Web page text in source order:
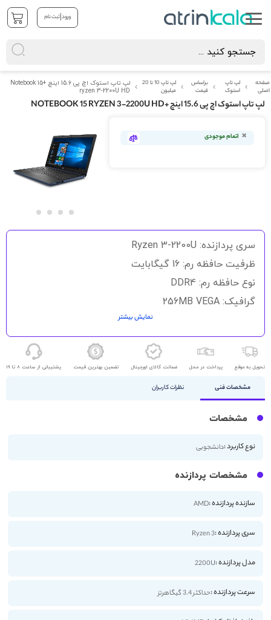
ورود|ثبت نام
صفحه
اصلی
لپ تاپ
استوک
براساس
قیمت
لپ تاپ 10 تا 20
میلیون
لپ تاپ استوک اچ پی 15.6 اینچ +Notebook 15
ryzen 3-2200U HD
لپ تاپ استوک اچ پی 15.6 اینچ +NOTEBOOK 15 RYZEN 3-2200U HD
به
انتهای
گالری
تصاویر
اتمام موجودی
سری پردازنده: Ryzen 3-2200U
ظرفیت حافظه رم: 16 گیگابایت
نوع حافظه رم: DDR4
گرافیک: 256MB VEGA
اندازه صفحه نمایش: 15.6 اینچ
کیفیت صفحه نمایش: +HD
نمایش بیشتر
تحویل به موقع پرداخت در محل ضمانت کالای اورجینال تضمین بهترین قیمت پشتیبانی از ساعت 8 تا 19
مشخصات فنی نظرات کاربران
مشخصات
نوع کاربرد :دانشجویی
مشخصات پردازنده
سازنده پردازنده :AMD
سری پردازنده :Ryzen 3
مدل پردازنده :2200U
سرعت پردازنده :حداکثر 3.4 گیگاهرتز